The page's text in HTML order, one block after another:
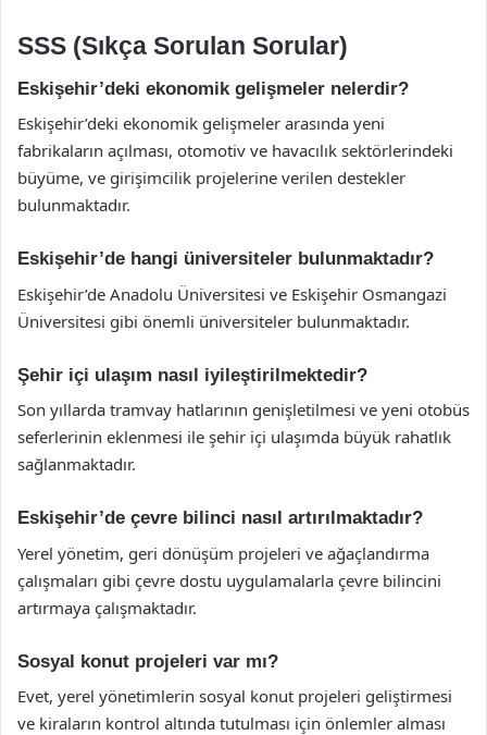
SSS (Sıkça Sorulan Sorular)
Eskişehir’deki ekonomik gelişmeler nelerdir?
Eskişehir’deki ekonomik gelişmeler arasında yeni
fabrikaların açılması, otomotiv ve havacılık sektörlerindeki
büyüme, ve girişimcilik projelerine verilen destekler
bulunmaktadır.
Eskişehir’de hangi üniversiteler bulunmaktadır?
Eskişehir’de Anadolu Üniversitesi ve Eskişehir Osmangazi
Üniversitesi gibi önemli üniversiteler bulunmaktadır.
Şehir içi ulaşım nasıl iyileştirilmektedir?
Son yıllarda tramvay hatlarının genişletilmesi ve yeni otobüs
seferlerinin eklenmesi ile şehir içi ulaşımda büyük rahatlık
sağlanmaktadır.
Eskişehir’de çevre bilinci nasıl artırılmaktadır?
Yerel yönetim, geri dönüşüm projeleri ve ağaçlandırma
çalışmaları gibi çevre dostu uygulamalarla çevre bilincini
artırmaya çalışmaktadır.
Sosyal konut projeleri var mı?
Evet, yerel yönetimlerin sosyal konut projeleri geliştirmesi
ve kiraların kontrol altında tutulması için önlemler alması